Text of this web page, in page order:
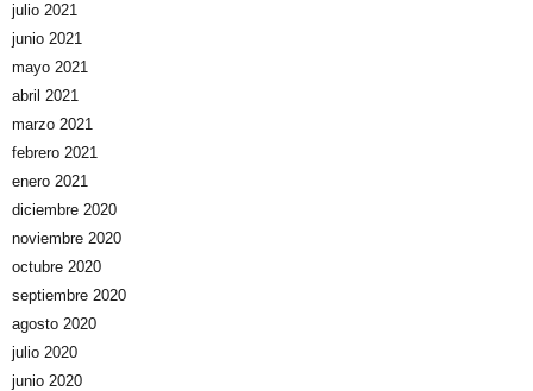
julio 2021
junio 2021
mayo 2021
abril 2021
marzo 2021
febrero 2021
enero 2021
diciembre 2020
noviembre 2020
octubre 2020
septiembre 2020
agosto 2020
julio 2020
junio 2020